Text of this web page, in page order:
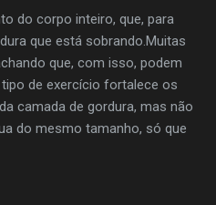
do corpo inteiro, que, para
que está sobrando.Muitas
que, com isso, podem
de exercício fortalece os
camada de gordura, mas não
do mesmo tamanho, só que